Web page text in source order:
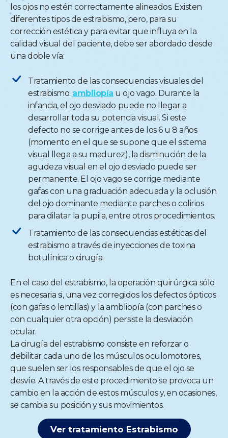
los ojos no estén correctamente alineados. Existen
diferentes tipos de estrabismo, pero, para su
corrección estética y para evitar que influya en la
calidad visual del paciente, debe ser abordado desde
una doble vía:
Tratamiento de las consecuencias visuales del
estrabismo: ambliopía u ojo vago. Durante la
infancia, el ojo desviado puede no llegar a
desarrollar toda su potencia visual. Si este
defecto no se corrige antes de los 6 u 8 años
(momento en el que se supone que el sistema
visual llega a su madurez), la disminución de la
agudeza visual en el ojo desviado puede ser
permanente. El ojo vago se corrige mediante
gafas con una graduación adecuada y la oclusión
del ojo dominante mediante parches o colirios
para dilatar la pupila, entre otros procedimientos.
Tratamiento de las consecuencias estéticas del
estrabismo a través de inyecciones de toxina
botulínica o cirugía.
En el caso del estrabismo, la operación quirúrgica sólo
es necesaria si, una vez corregidos los defectos ópticos
(con gafas o lentillas) y la ambliopía (con parches o
con cualquier otra opción) persiste la desviación
ocular.
La cirugía del estrabismo consiste en reforzar o
debilitar cada uno de los músculos oculomotores,
que suelen ser los responsables de que el ojo se
desvíe. A través de este procedimiento se provoca un
cambio en la acción de estos músculos y, en ocasiones,
se cambia su posición y sus movimientos.
Ver tratamiento Estrabismo